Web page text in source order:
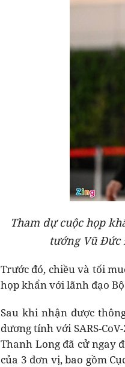
Tham dự cuộc họp
tướng Vũ Đức
Trước đó, chiều và tối
họp khẩn với lãnh đạo
Sau khi nhận được
dương tính với SARS-
Thanh Long đã cử ngay
của 3 đơn vị, bao gồm